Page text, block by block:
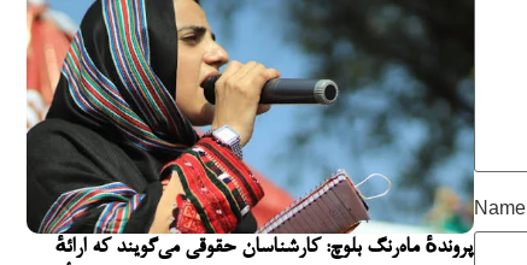
پروندهٔ ماه‌رنگ بلوچ: کارشناسان حقوقی می‌گویند که ارائهٔ
Name